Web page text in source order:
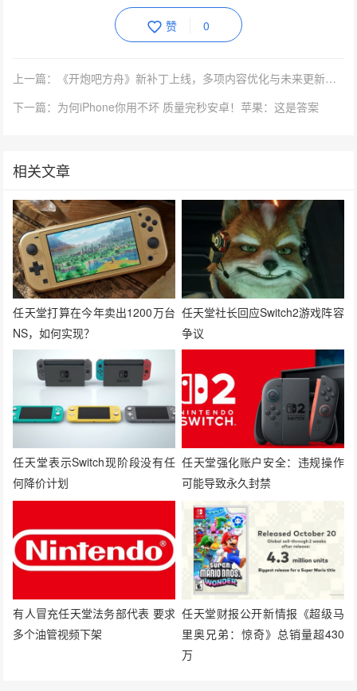
赞 0
上一篇：《开炮吧方舟》新补丁上线，多项内容优化与未来更新方向公布
下一篇：为何iPhone你用不坏 质量完秒安卓！苹果：这是答案
相关文章
任天堂打算在今年卖出1200万台
NS，如何实现？
任天堂社长回应Switch2游戏阵容
争议
任天堂表示Switch现阶段没有任
何降价计划
任天堂强化账户安全：违规操作
可能导致永久封禁
有人冒充任天堂法务部代表 要求
多个油管视频下架
任天堂财报公开新情报《超级马
里奥兄弟：惊奇》总销量超430
万